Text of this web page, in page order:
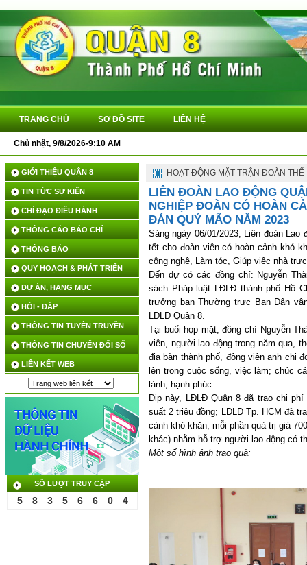
TRANG CHỦ SƠ ĐỒ SITE LIÊN HỆ
Chủ nhật, 9/8/2026-9:10 AM
GIỚI THIỆU QUẬN 8
TIN TỨC SỰ KIỆN
CHỈ ĐẠO ĐIỀU HÀNH
THÔNG CÁO BÁO CHÍ
THÔNG BÁO
QUY HOẠCH & PHÁT TRIỂN
DỰ ÁN, HẠNG MỤC
HỎI - ĐÁP
THÔNG TIN TUYÊN TRUYỀN
THÔNG TIN CHUYỂN ĐỔI SỐ
LIÊN KẾT WEB
SỐ LƯỢT TRUY CẬP
5 8 3 5 6 6 0 4
HOẠT ĐỘNG MẶT TRẬN ĐOÀN THỂ
LIÊN ĐOÀN LAO ĐỘNG
NGHIỆP ĐOÀN CÓ HOÀN
ĐÁN QUÝ MÃO NĂM 2023
Sáng ngày 06/01/2023, Liên đoàn
tết cho đoàn viên có hoàn cảnh khó
công nghệ, Làm tóc, Giúp việc nhà
Đến dự có các đồng chí: Nguyễn
sách Pháp luật LĐLĐ thành phố Hồ
trưởng ban Thường trực Ban Dân
LĐLĐ Quận 8.
Tại buổi họp mặt, đồng chí Nguyễn
viên, người lao động trong năm qua,
địa bàn thành phố, động viên anh chị
lên trong cuộc sống, việc làm; chúc
lành, hạnh phúc.
Dịp này, LĐLĐ Quận 8 đã trao chi
suất 2 triệu đồng; LĐLĐ Tp. HCM đã
cảnh khó khăn, mỗi phần quà trị giá
khác) nhằm hỗ trợ người lao động có
Một số hình ảnh trao quà: